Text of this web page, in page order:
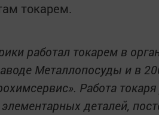
токарем.
работал токарем в
Металлопосуды и в
Работа
деталей,